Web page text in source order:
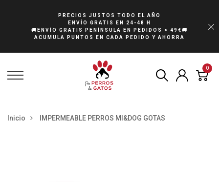
PRECIOS JUSTOS TODO EL AÑO
ENVÍO GRATIS EN 24-48 H
🚚ENVÍO GRATIS PENÍNSULA EN PEDIDOS > 49€🚚
ACUMULA PUNTOS EN CADA PEDIDO Y AHORRA
0
Inicio IMPERMEABLE PERROS MI&DOG GOTAS